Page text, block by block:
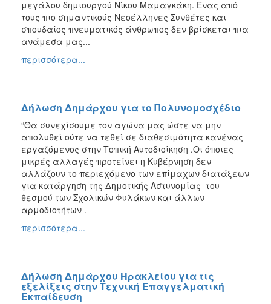
μεγάλου δημιουργού Νίκου Μαμαγκάκη. Ένας από
τους πιο σημαντικούς Νεοέλληνες Συνθέτες και
σπουδαίος πνευματικός άνθρωπος δεν βρίσκεται πια
ανάμεσα μας...
περισσότερα...
Δήλωση Δημάρχου για το Πολυνομοσχέδιο
“Θα συνεχίσουμε τον αγώνα μας ώστε να μην
απολυθεί ούτε να τεθεί σε διαθεσιμότητα κανένας
εργαζόμενος στην Τοπική Αυτοδιοίκηση .Οι όποιες
μικρές αλλαγές προτείνει η Κυβέρνηση δεν
αλλάζουν το περιεχόμενο των επίμαχων διατάξεων
για κατάργηση της Δημοτικής Αστυνομίας του
θεσμού των Σχολικών Φυλάκων και άλλων
αρμοδιοτήτων .
περισσότερα...
Δήλωση Δημάρχου Ηρακλείου για τις
εξελίξεις στην Τεχνική Επαγγελματική
Εκπαίδευση